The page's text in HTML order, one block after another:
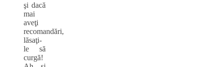
şi dacă
mai
aveţi
recomandări,
lăsaţi-
le să
curgă!